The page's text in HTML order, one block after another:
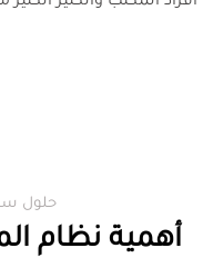
حلول
أهمية نظام